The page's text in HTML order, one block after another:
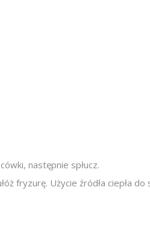
następnie spłucz.
fryzurę. Użycie źródła ciepła do